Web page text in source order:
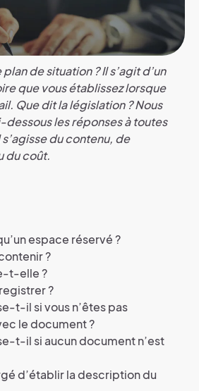
de situation ? Il s’agit d’un
que vous établissez lorsque
Que dit la législation ? Nous
les réponses à toutes
du contenu, de
du coût.
espace réservé ?
?
t-elle ?
?
t-il si vous n’êtes pas
le document ?
t-il si aucun document n’est
d’établir la description du